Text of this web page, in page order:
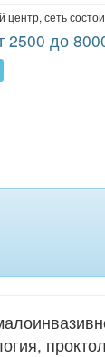
сеть
2500 до